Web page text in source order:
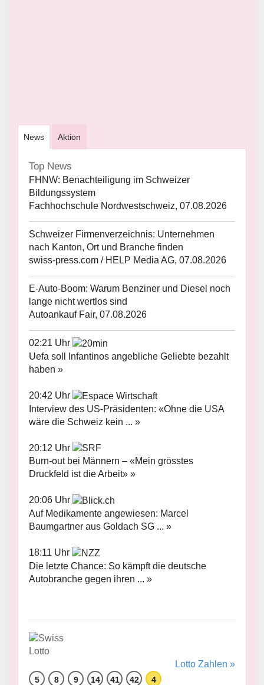
News Aktion
Top News
FHNW: Benachteiligung im Schweizer
Bildungssystem
Fachhochschule Nordwestschweiz, 07.08.2026
Schweizer Firmenverzeichnis: Unternehmen
nach Kanton, Ort und Branche finden
swiss-press.com / HELP Media AG, 07.08.2026
E-Auto-Boom: Warum Benziner und Diesel noch
lange nicht wertlos sind
Autoankauf Fair, 07.08.2026
02:21 Uhr
Uefa soll Infantinos angebliche Geliebte bezahlt
haben »
20:42 Uhr
Interview des US-Präsidenten: «Ohne die USA
wäre die Schweiz kein ... »
20:12 Uhr
Burn-out bei Männern – «Mein grösstes
Druckfeld ist die Arbeit» »
20:06 Uhr
Auf Medikamente angewiesen: Marcel
Baumgartner aus Goldach SG ... »
18:11 Uhr
Die letzte Chance: So kämpft die deutsche
Autobranche gegen ihren ... »
Lotto Zahlen »
5 8 9 14 41 42 4